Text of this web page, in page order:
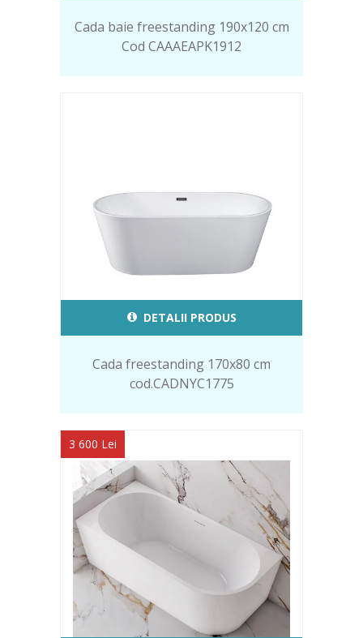
Cada baie freestanding 190x120 cm
Cod CAAAEAPK1912
DETALII PRODUS
Cada freestanding 170x80 cm
cod.CADNYC1775
3 600 Lei